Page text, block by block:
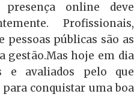
presença online deve
Profissionais,
pessoas públicas são as
gestão.Mas hoje em dia
e avaliados pelo que
conquistar uma boa